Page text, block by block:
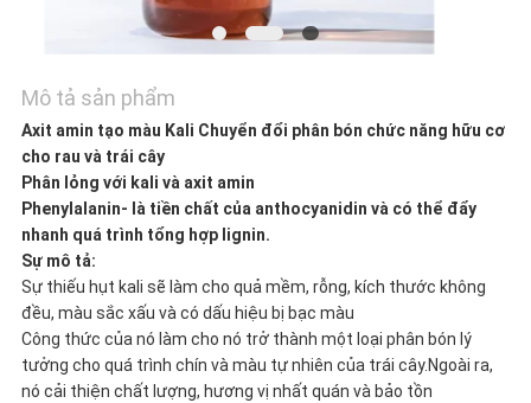
GIÁ
SƠ
ĐỒ
TRANG
WEB
Mô tả sản phẩm
Axit amin tạo màu Kali Chuyển đổi phân bón chức năng hữu cơ
cho rau và trái cây
Phân lỏng với kali và axit amin
Phenylalanin- là tiền chất của anthocyanidin và có thể đẩy
nhanh quá trình tổng hợp lignin.
Sự mô tả:
Sự thiếu hụt kali sẽ làm cho quả mềm, rỗng, kích thước không
đều, màu sắc xấu và có dấu hiệu bị bạc màu
Công thức của nó làm cho nó trở thành một loại phân bón lý
tưởng cho quá trình chín và màu tự nhiên của trái cây.Ngoài ra,
nó cải thiện chất lượng, hương vị nhất quán và bảo tồn